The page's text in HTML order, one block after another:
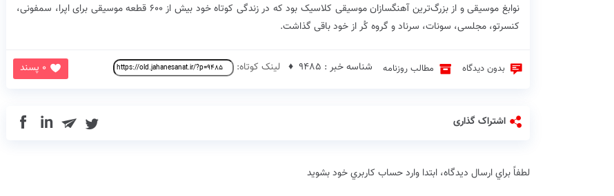
نوابغ موسیقی و از بزرگ‌ترین آهنگسازان موسیقی کلاسیک بود که در زندگی کوتاه خود بیش از ۶۰۰ قطعه موسیقی برای اپرا، سمفونی،
کنسرتو، مجلسی، سونات، سرناد و گروه کُر از خود باقی گذاشت.
بدون دیدگاه مطالب روزنامه 0 پسند شناسه خبر : 9485 ♦ لینک کوتاه:
اشتراک گذاری in
لطفاً براي ارسال دیدگاه، ابتدا وارد حساب كاربري خود بشويد